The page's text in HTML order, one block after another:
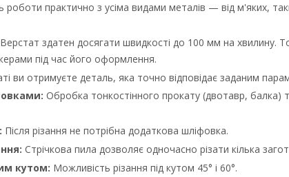
роботи практично з усіма видами металів — від м'яких,
Верстат здатен досягати швидкості до 100 мм на хвилину.
під час його оформлення.
ви отримуєте деталь, яка точно відповідає заданим
Обробка тонкостінного прокату (двотавр, балка)
Після різання не потрібна додаткова шліфовка.
Стрічкова пила дозволяє одночасно різати кілька
кутом: Можливість різання під кутом 45° і 60°.